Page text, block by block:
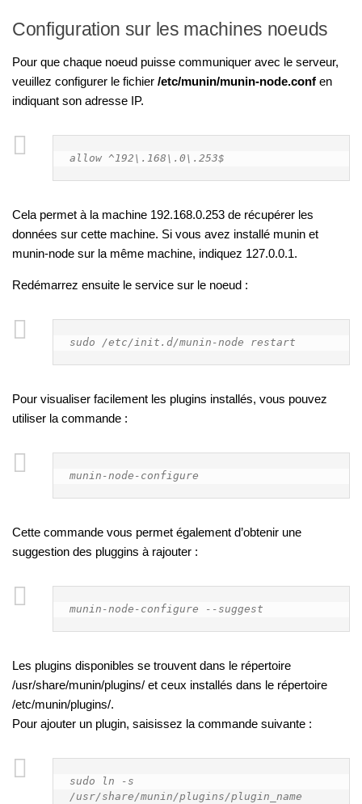
Configuration sur les machines noeuds
Pour que chaque noeud puisse communiquer avec le serveur,
veuillez configurer le fichier /etc/munin/munin-node.conf en
indiquant son adresse IP.
allow ^192\.168\.0\.253$
Cela permet à la machine 192.168.0.253 de récupérer les
données sur cette machine. Si vous avez installé munin et
munin-node sur la même machine, indiquez 127.0.0.1.
Redémarrez ensuite le service sur le noeud :
sudo /etc/init.d/munin-node restart
Pour visualiser facilement les plugins installés, vous pouvez
utiliser la commande :
munin-node-configure
Cette commande vous permet également d’obtenir une
suggestion des pluggins à rajouter :
munin-node-configure --suggest
Les plugins disponibles se trouvent dans le répertoire
/usr/share/munin/plugins/ et ceux installés dans le répertoire
/etc/munin/plugins/.
Pour ajouter un plugin, saisissez la commande suivante :
sudo ln -s
/usr/share/munin/plugins/plugin_name